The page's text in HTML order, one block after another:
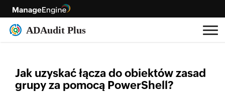
Jak uzyskać łącza do obiektów zasad
grupy za pomocą PowerShell?